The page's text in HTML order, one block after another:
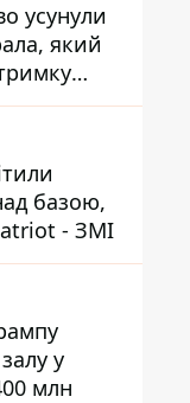
усунули
який
базою,
- ЗМІ
у
млн